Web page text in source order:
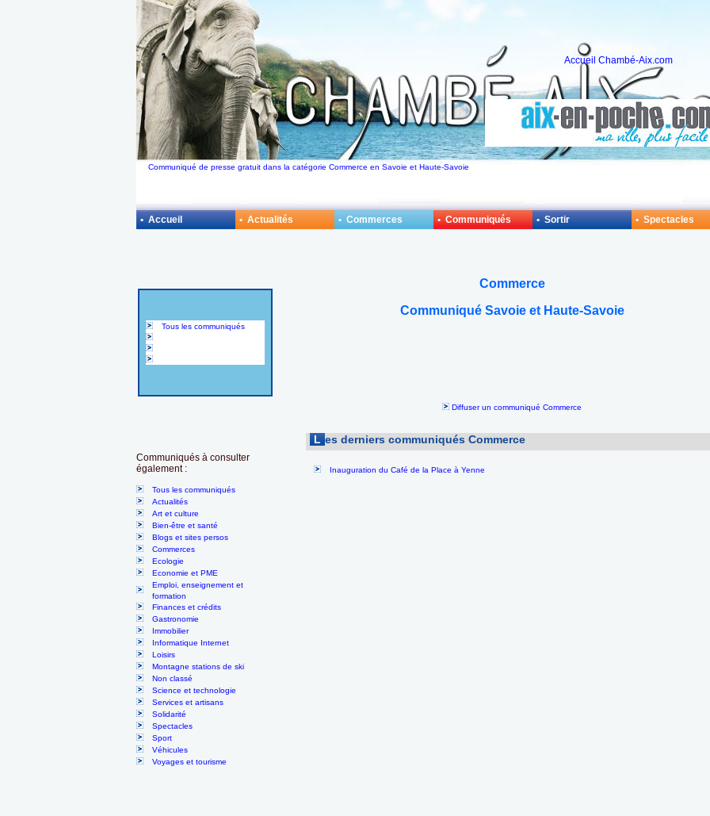
Communiqué de presse gratuit dans la catégorie Commerce en Savoie et Haute-Savoie
Accueil Chambé-Aix.com
Tous les communiqués
Commerce
Communiqué Savoie et Haute-Savoie
Diffuser un communiqué Commerce
Communiqués à consulter
également :
Tous les communiqués
Actualités
Art et culture
Bien-être et santé
Blogs et sites persos
Commerces
Ecologie
Economie et PME
Emploi, enseignement et
formation
Finances et crédits
Gastronomie
Immobilier
Informatique Internet
Loisirs
Montagne stations de ski
Non classé
Science et technologie
Services et artisans
Solidarité
Spectacles
Sport
Véhicules
Voyages et tourisme
L es derniers communiqués Commerce
Inauguration du Café de la Place à Yenne
• Accueil • Actualités • Commerces • Communiqués • Sortir • Spectacles